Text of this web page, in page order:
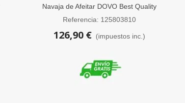
Navaja de Afeitar DOVO Best Quality
Negra 5/8"
Referencia: 125803810
126,90 € (impuestos inc.)